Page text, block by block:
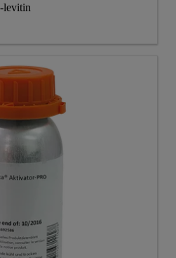
levitin